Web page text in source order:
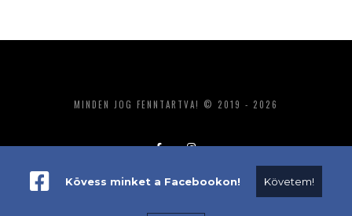
MINDEN JOG FENNTARTVA! © 2019 - 2026
ADATKEZELÉS IMPRESSZUM MÉDIAAJÁNLAT
Kövess minket a Facebookon! Követem!